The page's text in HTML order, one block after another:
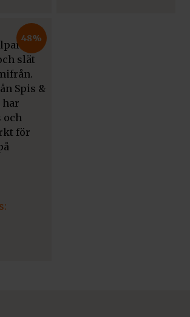
48%